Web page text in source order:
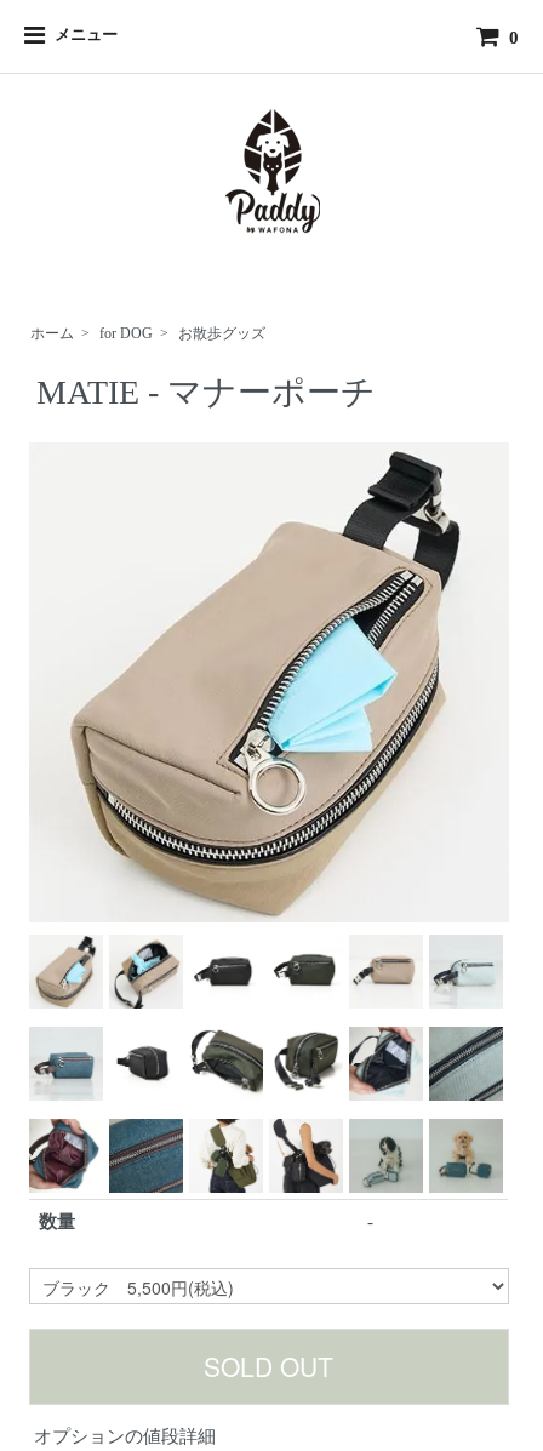
メニュー 0
ホーム > for DOG > お散歩グッズ
MATIE - マナーポーチ
数量 -
オプションの値段詳細